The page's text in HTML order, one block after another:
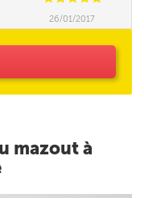
26/01/2017
mazout à